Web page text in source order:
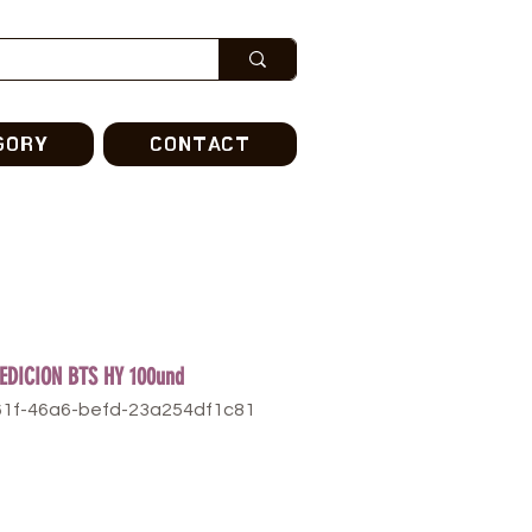
CONTACT
BTS HY 100und
46a6-befd-23a254df1c81